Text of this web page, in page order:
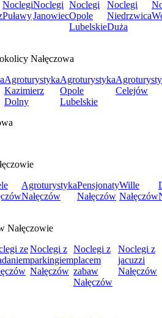
Noclegi
Puławy
Noclegi
Janowiec
Noclegi
Opole
Lubelskie
Noclegi
Niedrzwica
Duża
Nałęczowa
Agroturystyka
Kazimierz
Dolny
Agroturystyka
Opole
Lubelskie
Celejów
Agroturystyka
Nałęczów
Pensjonaty
Nałęczów
Wille
Nałęczów
Nałęczowie
zeNoclegi z
parkingiem
Nałęczów
Noclegi z
placem
zabaw
Nałęczów
Noclegi z
jacuzzi
Nałęczów